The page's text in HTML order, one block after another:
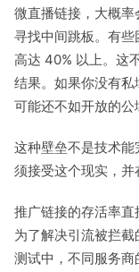
微直播链接，大概
寻找中间跳板。有
高达 40% 以上。这
结果。如果你没有
可能还不如开放的公
这种壁垒不是技术
须接受这个现实，并
推广链接的存活率
为了解决引流被拦
测试中，不同服务